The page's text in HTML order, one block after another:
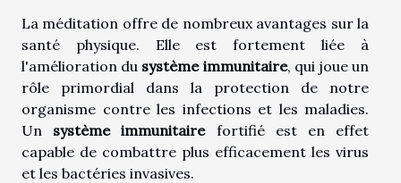
La méditation offre de nombreux avantages sur la
santé physique. Elle est fortement liée à
l'amélioration du système immunitaire, qui joue un
rôle primordial dans la protection de notre
organisme contre les infections et les maladies.
Un système immunitairefortifié est en effet
capable de combattre plus efficacement les virus
et les bactéries invasives.